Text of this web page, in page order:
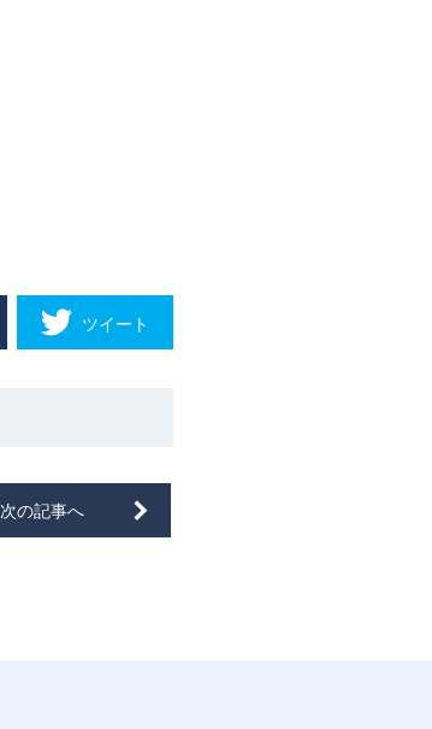
ツイート
次の記事へ